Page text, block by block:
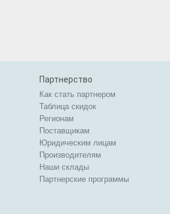
Партнерство
Как стать партнером
Таблица скидок
Регионам
Поставщикам
Юридическим лицам
Производителям
Наши склады
Партнерские программы